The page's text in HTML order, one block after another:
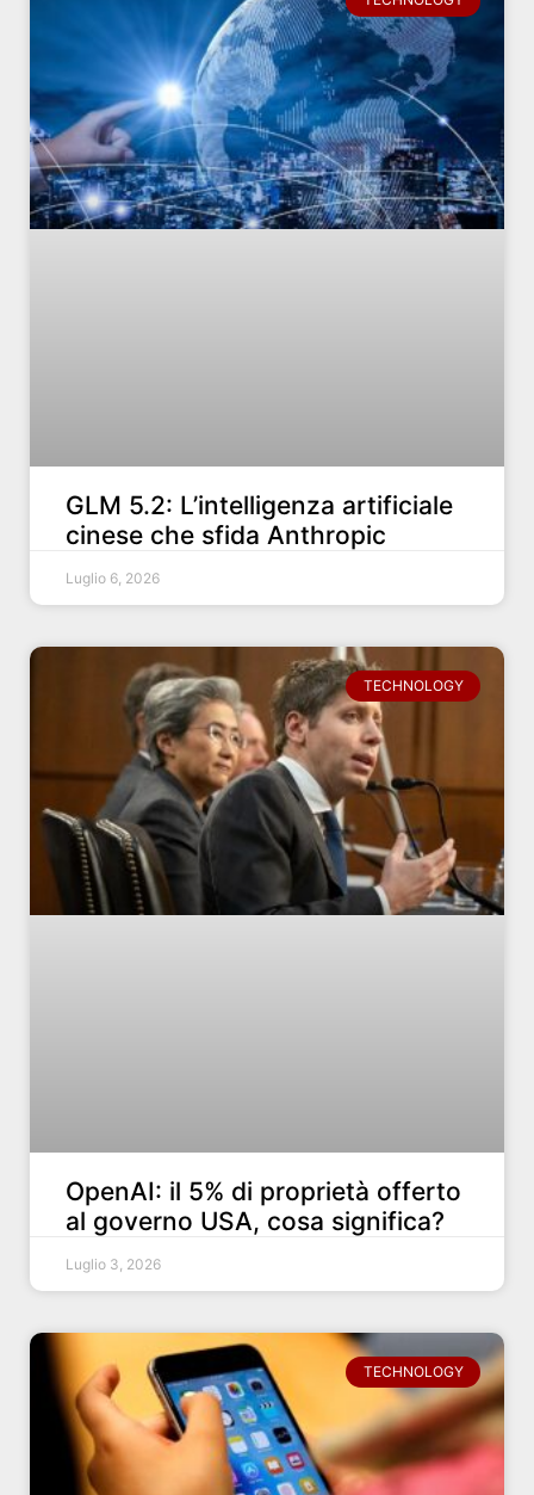
GLM 5.2: L’intelligenza artificiale
cinese che sfida Anthropic
Luglio 6, 2026
TECHNOLOGY
OpenAI: il 5% di proprietà offerto
al governo USA, cosa significa?
Luglio 3, 2026
TECHNOLOGY